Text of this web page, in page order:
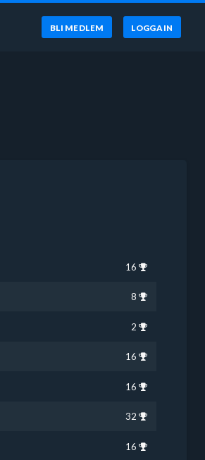
BLI MEDLEM LOGGA IN
16
8
2
16
16
32
16